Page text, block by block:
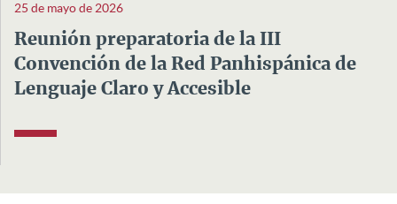
25 de mayo de 2026
Reunión preparatoria de la III
Convención de la Red Panhispánica de
Lenguaje Claro y Accesible